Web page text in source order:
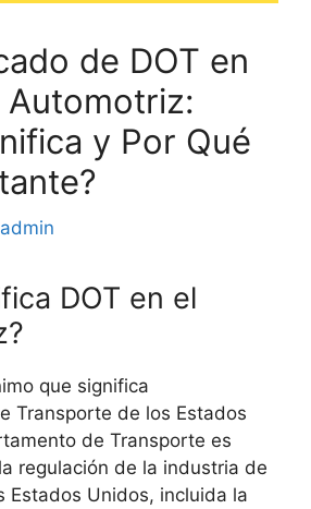
de DOT en
y Por Qué
admin
DOT en el
que significa
Transporte de los Estados
de Transporte es
regulación de la industria de
Estados Unidos, incluida la